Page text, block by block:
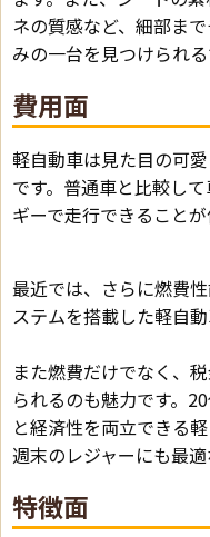
ネの質感など、細部ま
みの一台を見つけられる
費用面
軽自動車は見た目の可
です。普通車と比較し
ギーで走行できること
最近では、さらに燃費
ステムを搭載した軽自動
また燃費だけでなく、
られるのも魅力です。
と経済性を両立できる
週末のレジャーにも最
特徴面